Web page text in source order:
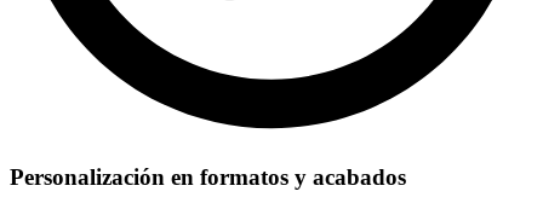
Personalización en formatos y acabados